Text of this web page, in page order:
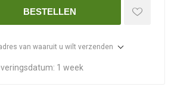
BESTELLEN
van waaruit u wilt verzenden
1 week